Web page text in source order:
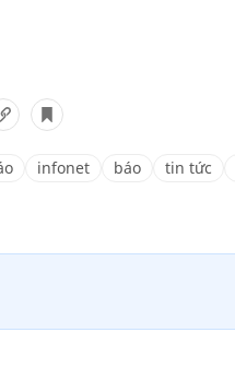
infonet báo tin tức